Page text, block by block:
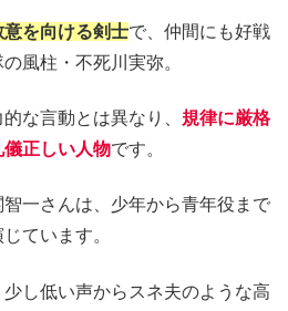
を向ける剣士で、仲間にも好戦
風柱・不死川実弥。
な言動とは異なり、 規律に厳格
正しい人物です。
一さんは、少年から青年役まで
ています。
し低い声からスネ夫のような高